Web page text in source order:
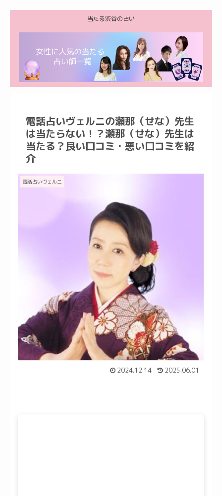
当たる渋谷の占い
電話占いヴェルニの瀬那（せな）先生
は当たらない！？瀬那（せな）先生は
当たる？良い口コミ・悪い口コミを紹
介
電話占いヴェルニ
2024.12.14 2025.06.01